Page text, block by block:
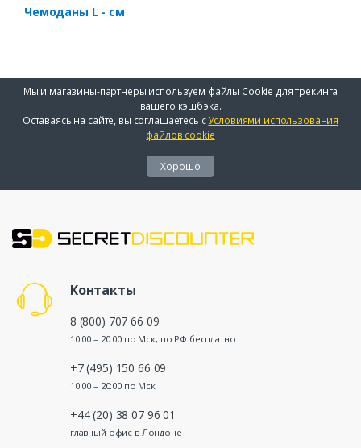
Чемоданы L - см
Мы и магазины-партнеры используем файлы Cookie для трекинга
вашего кэшбэка.
Оставаясь на сайте, вы соглашаетесь сУсловиями использования
файлов cookie
Хорошо
Контакты
8 (800) 707 66 09
10:00 – 20:00 по Мск, по РФ бесплатно
+7 (495) 150 66 09
10:00 – 20:00 по Мск
+44 (20) 38 07 96 01
главный офис в Лондоне